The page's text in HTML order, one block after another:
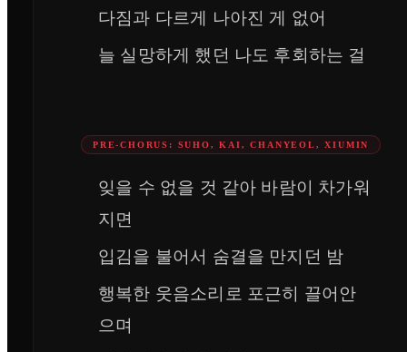
다짐과 다르게 나아진 게 없어
늘 실망하게 했던 나도 후회하는 걸
PRE-CHORUS: SUHO, KAI, CHANYEOL, XIUMIN
잊을 수 없을 것 같아 바람이 차가워
지면
입김을 불어서 숨결을 만지던 밤
행복한 웃음소리로 포근히 끌어안
으며